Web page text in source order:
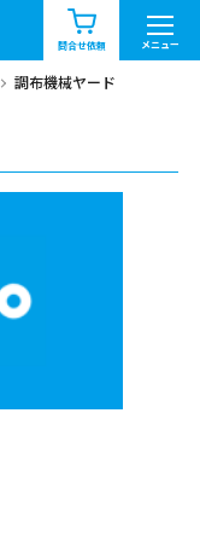
問合せ依頼 メニュー
お知らせ一覧
お問合せ
関東
調布機械ヤード